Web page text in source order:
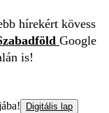
hírekért kövess
Google
is!
Digitális lap